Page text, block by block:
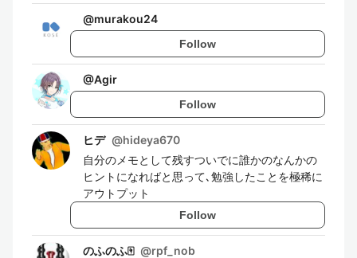
@murakou24
Follow
@Agir
Follow
ヒデ @hideya670
自分のメモとして残すついでに誰かのなんかの
ヒントになればと思って､勉強したことを極稀に
アウトプット
Follow
のふのふ🀄 @rpf_nob